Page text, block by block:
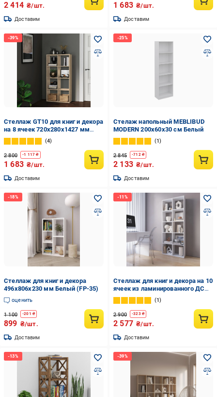
2 414 ₴/шт.
Доставим
1 683 ₴/шт.
Доставим
Стеллаж GT10 для книг и декора
на 8 ячеек 720х280х1427 мм
ДСП 16 мм Дуб Сонома
(20320160)
4
2 800 -1 117 ₴
1 683 ₴/шт.
Доставим
Стелаж напольный MEBLIBUD
MODERN 200х60х30 см Белый
1
2 845 -712₴
2 133 ₴/шт.
Доставим
Стеллаж для книг и декора
496х806х230 мм Белый (FP-35)
оценить
1 100 -201 ₴
899 ₴/шт.
Доставим
Стеллаж для книг и декора на 10
ячеек из ламинированного ДСП
720x1780x290 мм Белый (hm-1-
wh)
1
2 900 -323₴
2 577 ₴/шт.
Доставим